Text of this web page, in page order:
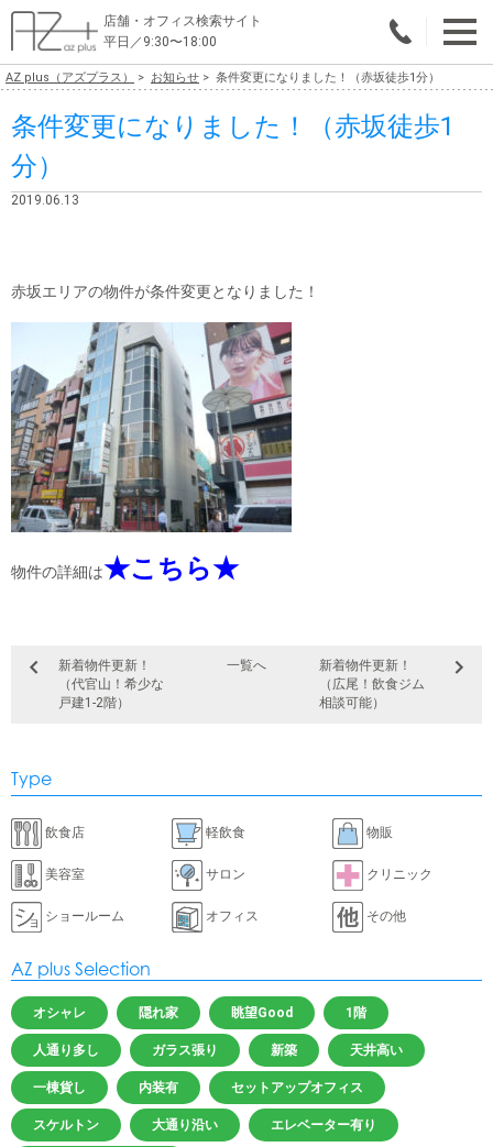
店舗・オフィス検索サイト
平日／9:30〜18:00
物件総合検索
エリアで探す
賃料から探す
こだわりで探す
店舗・オフィス物件を探す
テナントビルオーナー様へ
店舗・オフィスの内装会社を探す
AZ plus（アズプラス） お知らせ 条件変更になりました！（赤坂徒歩1分）
条件変更になりました！（赤坂徒歩1
分）
2019.06.13
赤坂エリアの物件が条件変更となりました！
物件の詳細は★こちら★
新着物件更新！
（代官山！希少な
戸建1-2階）
一覧へ
新着物件更新！
（広尾！飲食ジム
相談可能）
Type
飲食店 軽飲食 物販
美容室 サロン クリニック
ショールーム オフィス その他
AZ plus Selection
オシャレ 隠れ家 眺望Good 1階
人通り多し ガラス張り 新築 天井高い
一棟貨し 内装有 セットアップオフィス
スケルトン 大通り沿い エレベーター有り